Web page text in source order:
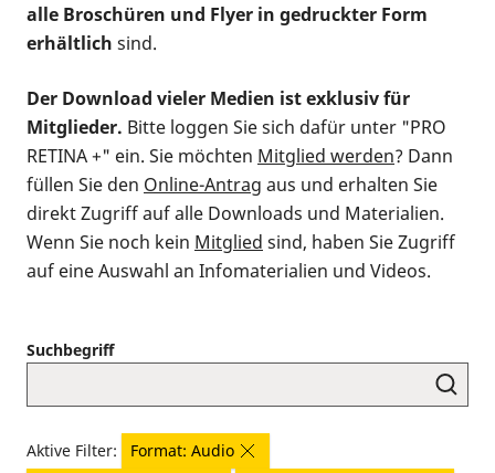
alle Broschüren und Flyer in gedruckter Form
erhältlich sind.
Der Download vieler Medien ist exklusiv für
Mitglieder. Bitte loggen Sie sich dafür unter "PRO
RETINA +" ein. Sie möchten Mitglied werden? Dann
füllen Sie den Online-Antrag aus und erhalten Sie
direkt Zugriff auf alle Downloads und Materialien.
Wenn Sie noch kein Mitglied sind, haben Sie Zugriff
auf eine Auswahl an Infomaterialien und Videos.
Suchbegriff
Aktive Filter:
Format: Audio